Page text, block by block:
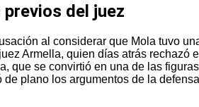
del juez
al considerar que Mola tuvo
Armella, quien días atrás rechazó
que se convirtió en una de las
plano los argumentos de la